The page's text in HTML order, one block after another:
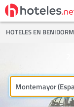
HOTELES EN BENIDORM